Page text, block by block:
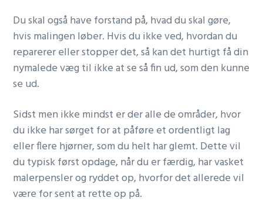
Du skal også have forstand på, hvad du skal gøre,
hvis malingen løber. Hvis du ikke ved, hvordan du
reparerer eller stopper det, så kan det hurtigt få din
nymalede væg til ikke at se så fin ud, som den kunne
se ud.
Sidst men ikke mindst er der alle de områder, hvor
du ikke har sørget for at påføre et ordentligt lag
eller flere hjørner, som du helt har glemt. Dette vil
du typisk først opdage, når du er færdig, har vasket
malerpensler og ryddet op, hvorfor det allerede vil
være for sent at rette op på.